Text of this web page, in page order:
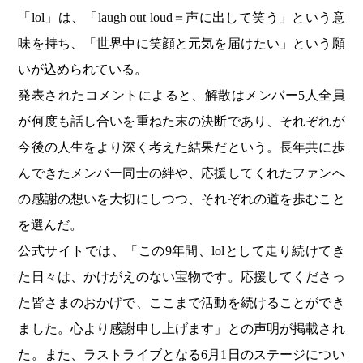
「lol」は、「laugh out loud＝声に出して笑う」という意
味を持ち、「世界中に笑顔と元気を届けたい」という願
いが込められている。
発表されたコメントによると、解散はメンバー5人全員
が何度も話し合いを重ねた末の決断であり、それぞれが
今後の人生をより深く考えた結果だという。長年共に歩
んできたメンバー同士の絆や、応援してくれたファンへ
の感謝の想いを大切にしつつ、それぞれの道を歩むこと
を選んだ。
公式サイトでは、「この9年間、lolとして走り続けてき
た日々は、かけがえのない宝物です。応援してくださっ
た皆さまのおかげで、ここまで活動を続けることができ
ました。心より感謝申し上げます」との声明が掲載され
た。また、ラストライブとなる6月1日のステージについ